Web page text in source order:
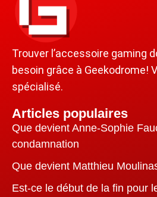
Trouver l’accessoire gaming
besoin grâce à Geekodrome!
spécialisé.
Articles populaires
Que devient Anne-Sophie
condamnation
Que devient Matthieu
Est-ce le début de la fin pour